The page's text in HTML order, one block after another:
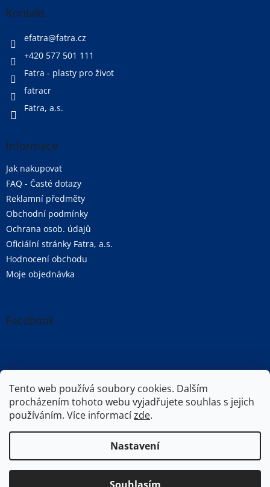
Tento web používá soubory cookies. Dalším
procházením tohoto webu vyjadřujete souhlas s jejich
používáním. Více informacízde.
Nastavení
Kontakt
efatra@fatra.cz
+420 577 501 111
Fatra - plasty pro život
fatracr
Fatra, a.s.
Informace
Jak nakupovat
FAQ - Časté dotazy
Reklamní předměty
Obchodní podmínky
Ochrana osob. údajů
Oficiální stránky Fatra, a.s.
Hodnocení obchodu
Moje objednávka
Facebook
Copyright 2026Fatra e-shop | Fatra, a.s.. Všechna práva